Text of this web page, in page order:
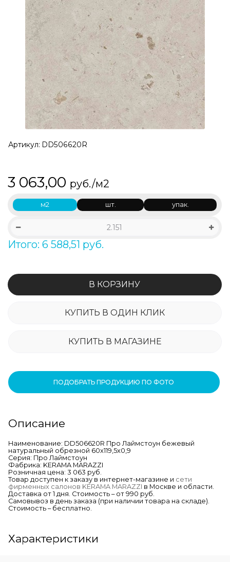
Артикул: DD506620R
3 063,00 руб./м2
м2 шт. упак.
Итого: 6 588,51 руб.
В КОРЗИНУ
КУПИТЬ В ОДИН КЛИК
КУПИТЬ В МАГАЗИНЕ
ПОДОБРАТЬ ПРОДУКЦИЮ ПО ФОТО
Описание
Наименование: DD506620R Про Лаймстоун бежевый
натуральный обрезной 60x119,5x0,9
Серия: Про Лаймстоун
Фабрика: KERAMA MARAZZI
Розничная цена: 3 063 руб.
Товар доступен к заказу в интернет-магазине и сети
фирменных салонов KERAMA MARAZZI в Москве и области.
Доставка от 1 дня. Стоимость – от 990 руб.
Самовывоз в день заказа (при наличии товара на складе).
Стоимость – бесплатно.
Характеристики